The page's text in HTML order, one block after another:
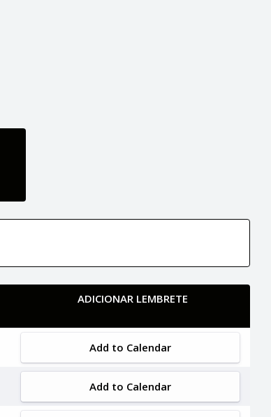
ADICIONAR LEMBRETE
Add to Calendar
Add to Calendar